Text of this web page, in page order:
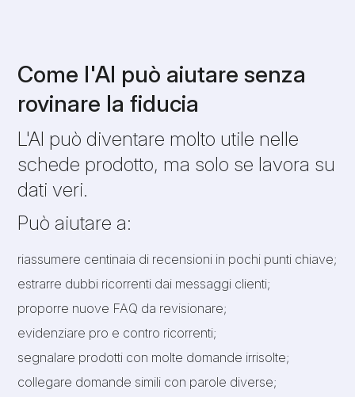
Come l'AI può aiutare senza
rovinare la fiducia
L'AI può diventare molto utile nelle
schede prodotto, ma solo se lavora su
dati veri.
Può aiutare a:
riassumere centinaia di recensioni in pochi punti chiave;
estrarre dubbi ricorrenti dai messaggi clienti;
proporre nuove FAQ da revisionare;
evidenziare pro e contro ricorrenti;
segnalare prodotti con molte domande irrisolte;
collegare domande simili con parole diverse;